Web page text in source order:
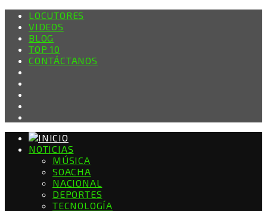
LOCUTORES
VIDEOS
BLOG
TOP 10
CONTÁCTANOS
NOTICIAS
MÚSICA
SOACHA
NACIONAL
DEPORTES
TECNOLOGÍA